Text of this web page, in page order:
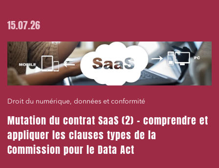
15.07.26
Droit du numérique, données et conformité
Mutation du contrat SaaS (2) – comprendre et
appliquer les clauses types de la
Commission pour le Data Act